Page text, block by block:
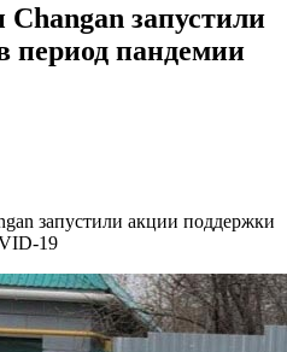
запустили
период пандемии
запустили акции поддержки
19